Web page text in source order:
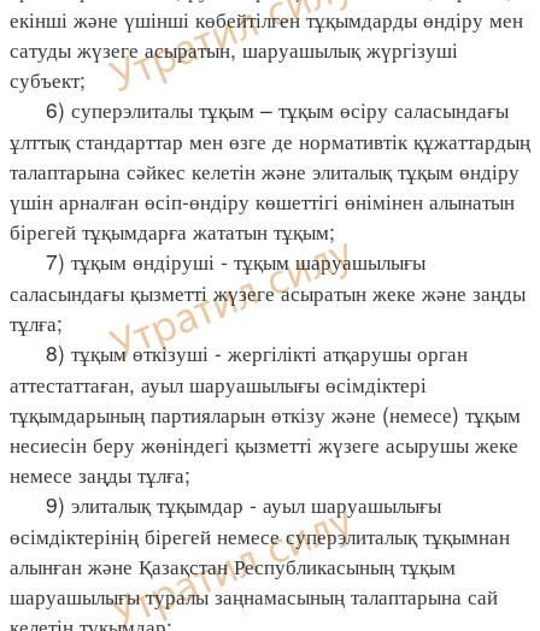
екінші және үшінші көбейтілген тұқымдарды өндіру мен
сатуды жүзеге асыратын, шаруашылық жүргізуші
субъект;
6) суперэлиталы тұқым – тұқым өсіру саласындағы
ұлттық стандарттар мен өзге де нормативтік құжаттардың
талаптарына сәйкес келетін және элиталық тұқым өндіру
үшін арналған өсіп-өндіру көшеттігі өнімінен алынатын
бірегей тұқымдарға жататын тұқым;
7) тұқым өндіруші - тұқым шаруашылығы
саласындағы қызметті жүзеге асыратын жеке және заңды
тұлға;
8) тұқым өткізуші - жергілікті атқарушы орган
аттестаттаған, ауыл шаруашылығы өсімдіктері
тұқымдарының партияларын өткізу және (немесе) тұқым
несиесін беру жөніндегі қызметті жүзеге асырушы жеке
немесе заңды тұлға;
9) элиталық тұқымдар - ауыл шаруашылығы
өсімдіктерінің бірегей немесе суперэлиталық тұқымнан
алынған және Қазақстан Республикасының тұқым
шаруашылығы туралы заңнамасының талаптарына сай